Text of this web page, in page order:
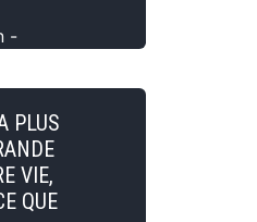
-
PLUS
VIE,
QUE